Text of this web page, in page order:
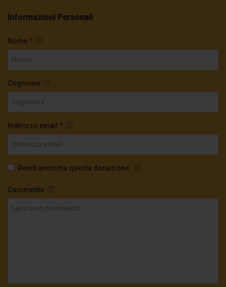
Informazioni Personali
Nome *
Cognome
Indirizzo email *
Rendi anonima questa donazione.
Commento